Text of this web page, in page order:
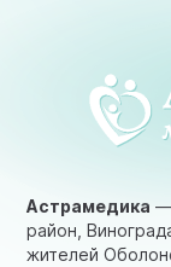
Астрамедика —
район,
жителей